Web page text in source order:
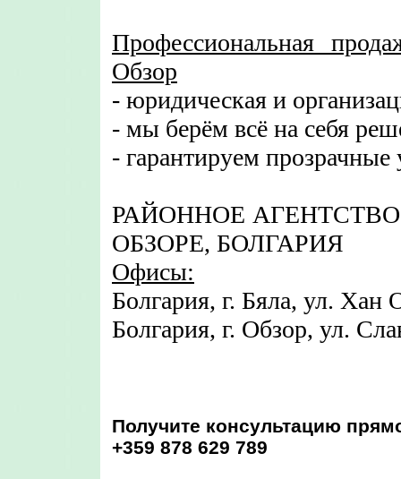
Профессиональная
Обзор
- юридическая и
- мы берём всё на себя
- гарантируем прозрачные
РАЙОННОЕ
ОБЗОРЕ, БОЛГАРИЯ
Офисы:
Болгария, г. Бяла, ул. Хан
Болгария, г. Обзор, ул.
Получите консультацию
+359 878 629 789